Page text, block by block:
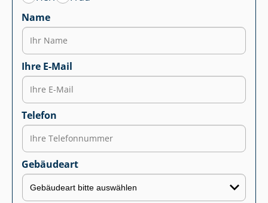
Name
Ihre E-Mail
Telefon
Gebäudeart